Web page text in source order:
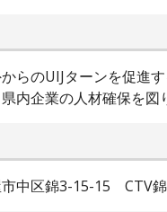
らのUIJターンを促進
内企業の人材確保を図
中区錦3-15-15 CTV